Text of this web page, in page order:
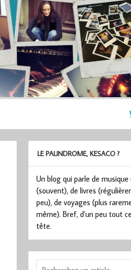
LE PALINDROME, KESACO ?
Un blog qui parle de
(souvent), de livres
peu), de voyages (plus
même). Bref, d’un peu tout
tête.